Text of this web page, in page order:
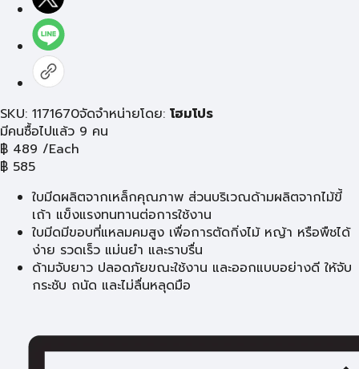
SKU: 1171670จัดจำหน่ายโดย: โฮมโปร
มีคนซื้อไปแล้ว 9 คน
฿ 489 /Each
฿ 585
ใบมีดผลิตจากเหล็กคุณภาพ ส่วนบริเวณด้ามผลิตจากไม้ขี้
เถ้า แข็งแรงทนทานต่อการใช้งาน
ใบมีดมีขอบที่แหลมคมสูง เพื่อการตัดกิ่งไม้ หญ้า หรือพืชได้
ง่าย รวดเร็ว แม่นยำ และราบรื่น
ด้ามจับยาว ปลอดภัยขณะใช้งาน และออกแบบอย่างดี ให้จับ
กระชับ ถนัด และไม่ลื่นหลุดมือ